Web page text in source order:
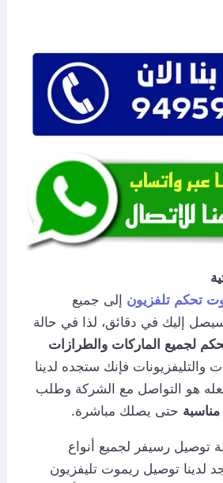
تحكم تلفزيون إلى جميع
إليك في دقائق، لذا في حالة
لجميع الماركات والطرازات
والتليفزيونات فإنك ستجده لدينا
هو التواصل مع الشركة وطلب
حتى يصلك مباشرة.
توصيل رسيفر لجميع أنواع
لدينا توصيل ريموت تليفزيون